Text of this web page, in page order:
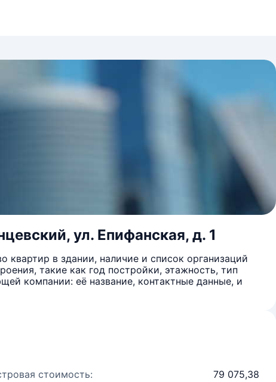
ул. Епифанская, д. 1
в здании, наличие и список организаций
такие как год постройки, этажность, тип
компании: её название, контактные данные, и
стоимость: 79 075,38